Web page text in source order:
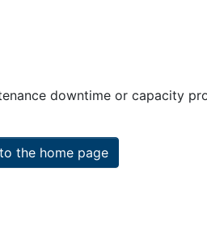
downtime or capacity
the home page